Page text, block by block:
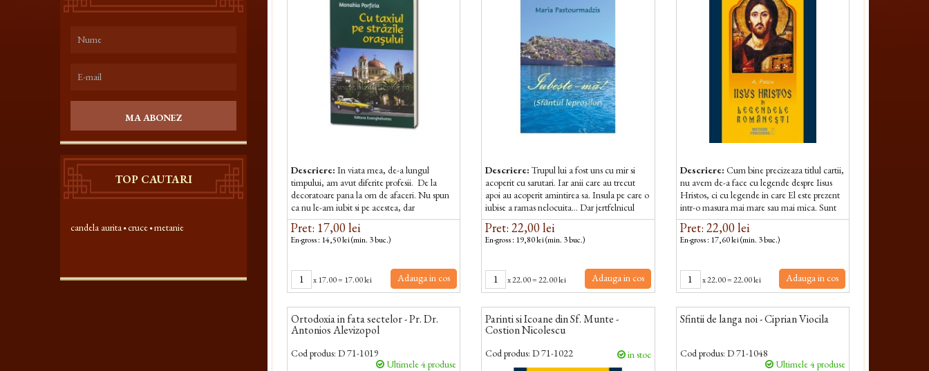
MA ABONEZ
TOP CAUTARI
candela aurita cruce metanie
Descriere: In viata mea, de-a lungul
timpului, am avut diferite profesii. De la
decoratoare pana la om de afaceri. Nu spun
ca nu le-am iubit si pe acestea, dar
slabiciunea mea a fost intotdeauna masina
si...
Pret: 17,00 lei
En-gross : 14,50 lei (min. 3 buc.)
x17.00= 17.00 lei Adauga in cos
Descriere:Trupul lui a fost uns cu mir si
acoperit cu sarutari. Iar anii care au trecut
apoi au acoperit amintirea sa. Insula pe care o
iubise a ramas nelocuita... Dar jertfelnicul
tacut al Bisericii...
Pret: 22,00 lei
En-gross : 19,80 lei (min. 3 buc.)
x22.00=22.00 lei Adauga in cos
Descriere: Cum bine precizeaza titlul cartii,
nu avem de-a face cu legende despre Iisus
Hristos, ci cu legende in care El este prezent
intr-o masura mai mare sau mai mica. Sunt
legende in care prezenta...
Pret: 22,00 lei
En-gross : 17,60 lei (min. 3 buc.)
x22.00=22.00 lei Adauga in cos
Ortodoxia in fata sectelor - Pr. Dr.
Antonios Alevizopol
Cod produs: D 71-1019
Ultimele 4 produse
Parinti si Icoane din Sf. Munte -
Costion Nicolescu
Cod produs: D 71-1022 in stoc
Sfintii de langa noi - Ciprian Viocila
Cod produs: D 71-1048
Ultimele 4 produse